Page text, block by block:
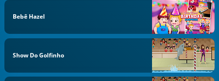
Bebê Hazel
Show Do Golfinho